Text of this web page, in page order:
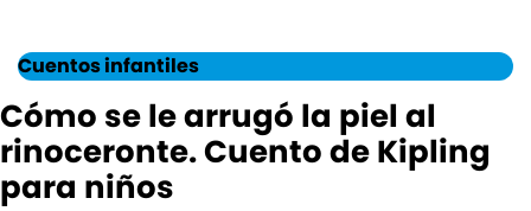
Cuentos infantiles
Cómo se le arrugó la piel al
rinoceronte. Cuento de Kipling
para niños